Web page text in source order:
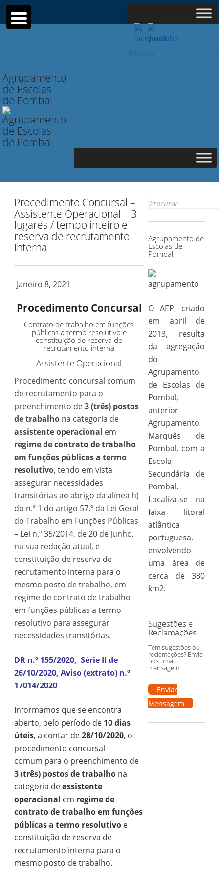
Agrupamento
de Escolas
de Pombal
Procedimento Concursal –
Assistente Operacional – 3
lugares / tempo inteiro e
reserva de recrutamento
interna
Janeiro 8, 2021
Procedimento Concursal
Contrato de trabalho em funções
públicas a termo resolutivo e
constituição de reserva de
recrutamento interna
Assistente Operacional
Procedimento concursal comum
de recrutamento para o
preenchimento de3 (três) postos
de trabalhona categoria de
assistente operacional em
regime de contrato de trabalho
em funções públicas a termo
resolutivo, tendo em vista
assegurar necessidades
transitórias ao abrigo da alínea h)
do n.º 1 do artigo 57.º da Lei Geral
do Trabalho em Funções Públicas
– Lei n.º 35/2014, de 20 de junho,
na sua redação atual, e
constituição de reserva de
recrutamento interna para o
mesmo posto de trabalho, em
regime de contrato de trabalho
em funções públicas a termo
resolutivo para assegurar
necessidades transitórias.
DR n.º 155/2020, Série II de
26/10/2020, Aviso (extrato) n.º
17014/2020
Informamos que se encontra
aberto, pelo período de 10 dias
úteis, a contar de28/10/2020, o
procedimento concursal
comum para o preenchimento de
3 (três) postos de trabalhona
categoria deassistente
operacional em regime de
contrato de trabalho em funções
públicas a termo resolutivoe
constituição de reserva de
recrutamento interna para o
mesmo posto de trabalho.
Search
Agrupamento de
Escolas de
Pombal
O AEP, criado
em abril de
2013, resulta
da agregação
do
Agrupamento
de Escolas de
Pombal,
anterior
Agrupamento
Marquês de
Pombal, com a
Escola
Secundária de
Pombal.
Localiza-se na
faixa litoral
atlântica
portuguesa,
envolvendo
uma área de
cerca de 380
km2.
Sugestões e
Reclamações
Tem sugestões ou
reclamações? Envie-
nos uma
mensagem!
Enviar
Mensagem